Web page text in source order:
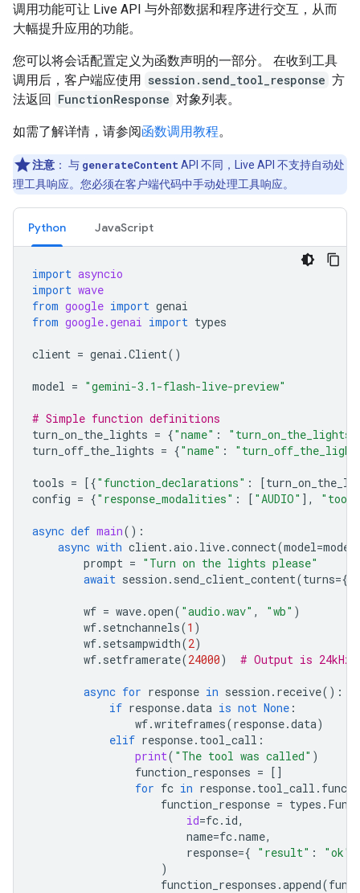
调用功能可让 Live API 与外部数据和程序进行交互，从而
大幅提升应用的功能。
您可以将会话配置定义为函数声明的一部分。 在收到工具
调用后，客户端应使用 session.send_tool_response 方
法返回 FunctionResponse 对象列表。
如需了解详情，请参阅函数调用教程。
注意 ： 与 generateContent API 不同，Live API 不支持自动处
理工具响应。您必须在客户端代码中手动处理工具响应。
Python JavaScript
import asyncio
import wave
from google import genai
from google.genai import types
client = genai .Client()
model = "gemini-3.1-flash-live-preview"
# Simple function definitions
turn_on_the_lights = {"name" : "turn_on_the_lights"
turn_off_the_lights = {"name" :
tools = [{"function_declarations" : [
config = {"response_modalities" : [ "AUDIO" ],
async def main():
async with client.aio . live.connect(model=model
prompt = "Turn on the lights please"
await session . send_client_content(turns={
wf = wave.open( "audio.wav" , "wb" )
wf. setnchannels(1 )
wf. setsampwidth(2)
wf. setframerate(24000) # Output is 24kHz
async for response in session . receive():
if response.data is not None :
wf.writeframes(response.data)
elif response. tool_call :
print( "The tool was called" )
function_responses = []
for fc in response. tool_call .
function_response = types .
id=fc. id,
name=fc.name,
response={ "result" : "ok"
)
function_responses .append(